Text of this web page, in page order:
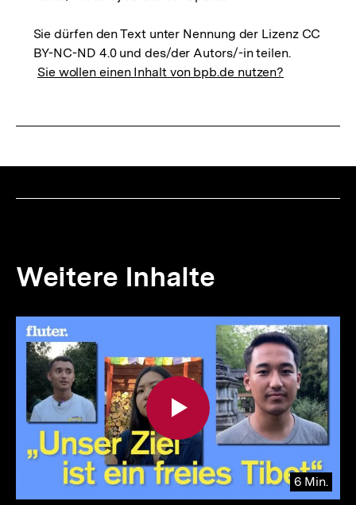
Sie dürfen den Text unter Nennung der Lizenz CC
BY-NC-ND 4.0 und des/der Autors/-in teilen.
Sie wollen einen Inhalt von bpb.de nutzen?
Weitere Inhalte
Inhaltskarousell
für
weitere
Inhalte
Inhaltskarussell
überspringen
6 Min.